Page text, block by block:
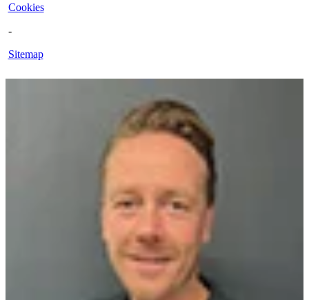
Cookies
-
Sitemap